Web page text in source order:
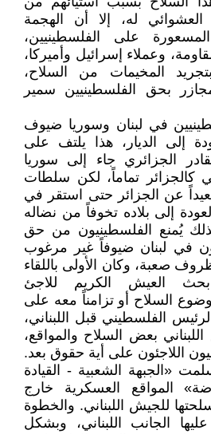
العشوائي له، إلا أن الهجمة
المسعورة على الفلسطينيين،
وعملاء إسرائيل وأميركا،
المخيمات من السلاح،
بحق الفلسطينيين سمير
في لبنان وسوريا ضيوف
إلى الديار، هذا يلتف على
الجزائري جاء إلى سوريا
كالجزائر تماماً، لكن سلطات
بعيداً عن الجزائر حتى استقر في
إلى بلاده تخوفاً من نضاله
يُمنع الفلسطينيون من حق
في لبنان ضيوفاً غير مرغوب
صعبة، وكان الأولى باللقاء
بحث العيش الكريم للاجئ
السلاح أو تزامناً معه على
الفلسطيني قبل اللبناني،
بعض السلاح والمواقع،
اللاجئون على أية حقوق بعد.
«الجبهة الشعبية - القيادة
المواقع العسكرية خارج
للجيش اللبناني. والخطوة
عليها الجانب اللبناني، وبشكل